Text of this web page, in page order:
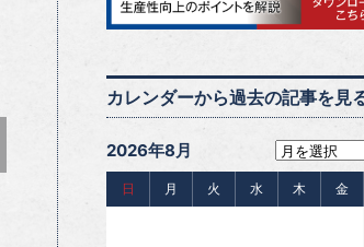
カレンダーから過去の記事を見
2026年8月
日 月 火 水 木 金